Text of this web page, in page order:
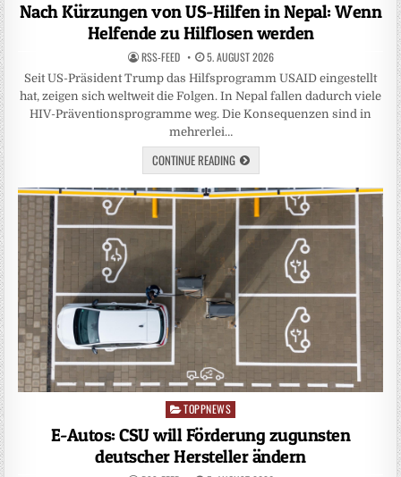
Nach Kürzungen von US-Hilfen in Nepal: Wenn
Helfende zu Hilflosen werden
RSS-FEED 5. AUGUST 2026
Seit US-Präsident Trump das Hilfsprogramm USAID eingestellt
hat, zeigen sich weltweit die Folgen. In Nepal fallen dadurch viele
HIV-Präventionsprogramme weg. Die Konsequenzen sind in
mehrerlei…
CONTINUE READING
Posted
in
TOPPNEWS
E-Autos: CSU will Förderung zugunsten
deutscher Hersteller ändern